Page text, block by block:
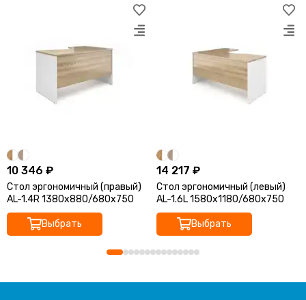
10 346 ₽
Стол эргономичный (правый)
AL-1.4R 1380x880/680x750
Выбрать
14 217 ₽
Стол эргономичный (левый)
AL-1.6L 1580х1180/680х750
Выбрать